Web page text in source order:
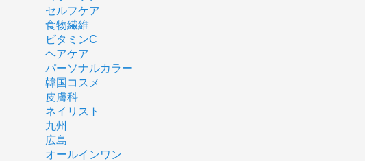
セルフケア
食物繊維
ビタミンC
ヘアケア
パーソナルカラー
韓国コスメ
皮膚科
ネイリスト
九州
広島
オールインワン